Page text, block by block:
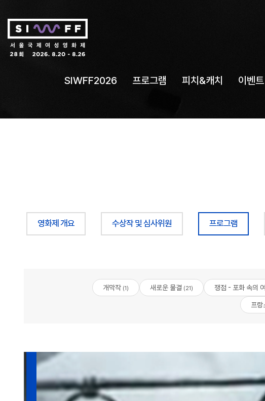
SIWFF2026 프로그램 피치&캐치 이벤트
영화제 개요 수상작 및 심사위원 프로그램
개막작 (1) 새로운 물결 (21) 쟁점 - 포화 속의
프